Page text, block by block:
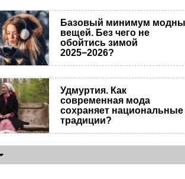
Базовый минимум
вещей. Без чего не
обойтись зимой
2025−2026?
Удмуртия. Как
современная мода
сохраняет национальные
традиции?